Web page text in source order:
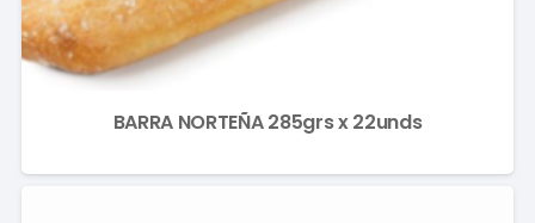
BARRA NORTEÑA 285grs x 22unds